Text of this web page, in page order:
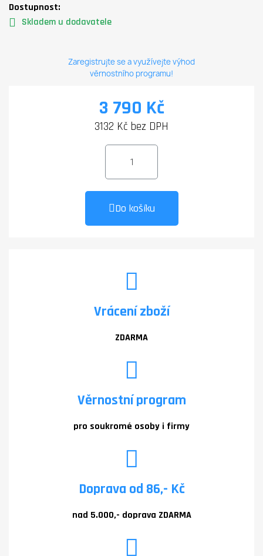
Dostupnost:
Skladem u dodavatele
Zaregistrujte se a využívejte výhod
věrnostního programu!
3 790 Kč
3132 Kč bez DPH
Do košíku
Vrácení zboží
ZDARMA
Věrnostní program
pro soukromé osoby i firmy
Doprava od 86,- Kč
nad 5.000,- doprava ZDARMA